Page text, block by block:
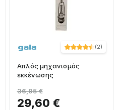
(2)
Απλός μηχανισμός
εκκένωσης
29,60 €
36,95 €